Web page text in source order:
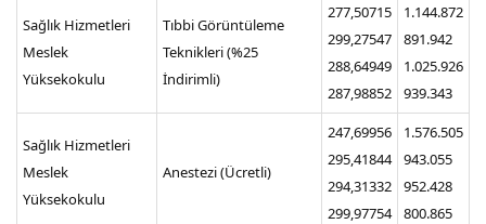
Sağlık Hizmetleri
Meslek
Yüksekokulu
Tıbbi Görüntüleme
Teknikleri (%25
İndirimli)
277,50715
299,27547
288,64949
287,98852
1.144.872
891.942
1.025.926
939.343
Sağlık Hizmetleri
Meslek
Yüksekokulu
Anestezi (Ücretli)
247,69956
295,41844
294,31332
299,97754
1.576.505
943.055
952.428
800.865